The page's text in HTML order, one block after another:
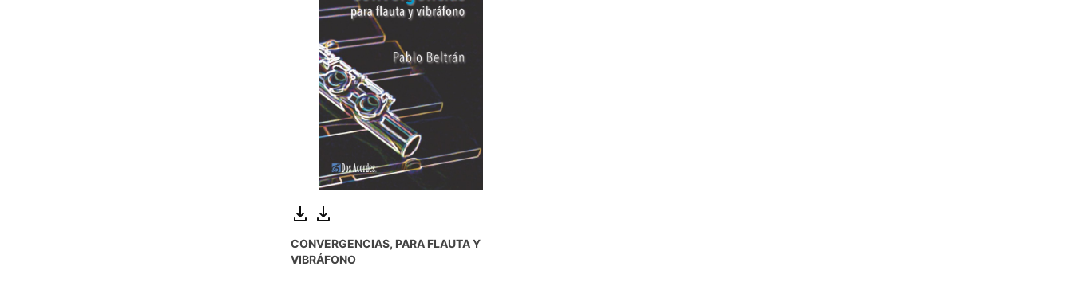
CONVERGENCIAS, PARA FLAUTA Y
VIBRÁFONO